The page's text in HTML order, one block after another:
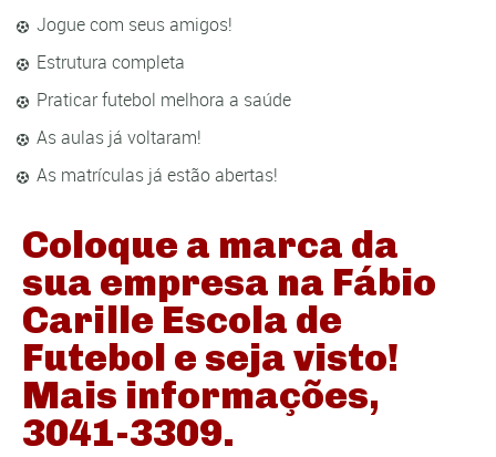
Jogue com seus amigos!
Estrutura completa
Praticar futebol melhora a saúde
As aulas já voltaram!
As matrículas já estão abertas!
Coloque a marca da
sua empresa na Fábio
Carille Escola de
Futebol e seja visto!
Mais informações,
3041-3309.